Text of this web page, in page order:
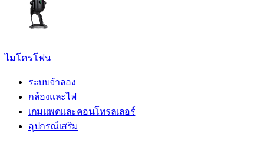
ไมโครโฟน
ระบบจำลอง
กล้องและไฟ
เกมแพดและคอนโทรลเลอร์
อุปกรณ์เสริม